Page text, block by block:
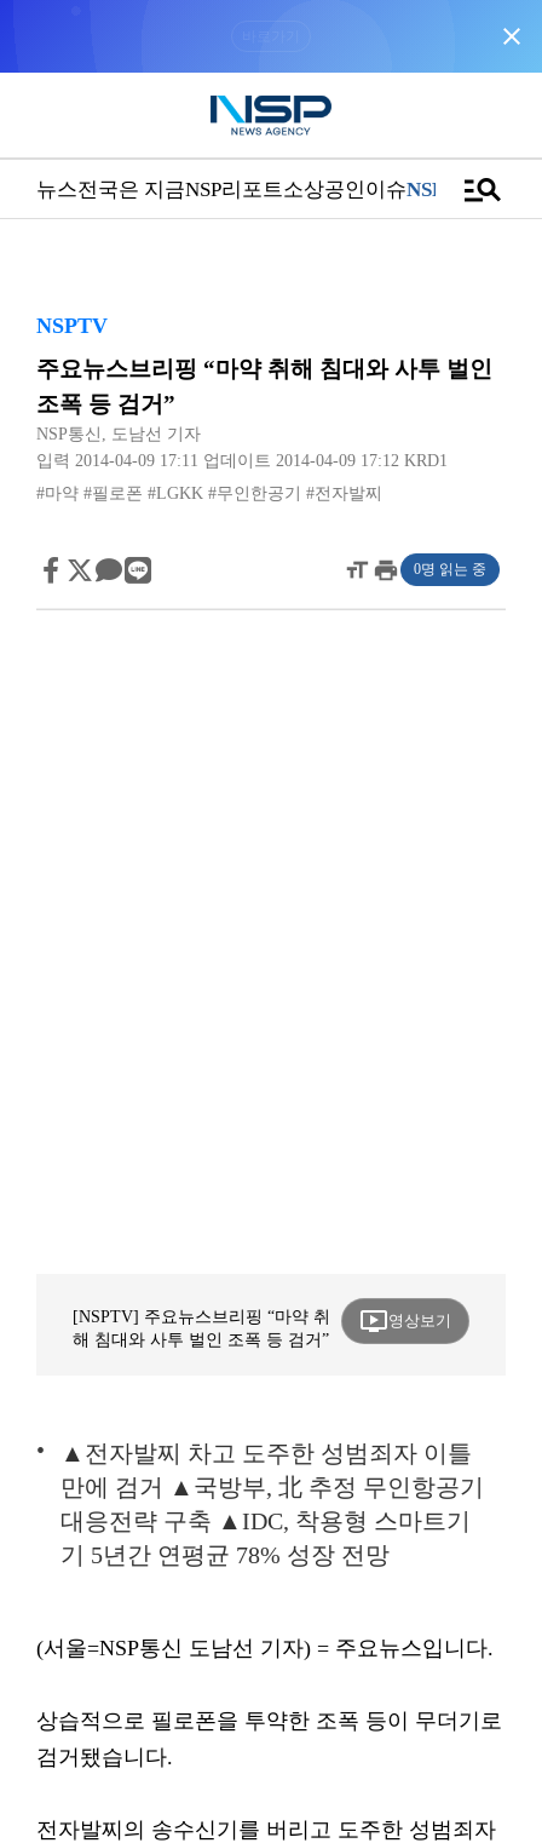
close
뉴스전국은 지금NSP리포트소상공인이슈NSPTVmanage_search
NSPTV
주요뉴스브리핑 “마약 취해 침대와 사투 벌인
조폭 등 검거”
NSP통신 , 도남선 기자
입력 2014-04-09 17:11 업데이트 2014-04-09 17:12 KRD1
#마약 #필로폰 #LGKK #무인한공기 #전자발찌
format_sizeprint 0명 읽는 중
[NSPTV] 주요뉴스브리핑 “마약 취
해 침대와 사투 벌인 조폭 등 검거”
ondemand_video영상보기
▲전자발찌 차고 도주한 성범죄자 이틀
만에 검거 ▲국방부, 北 추정 무인항공기
대응전략 구축 ▲IDC, 착용형 스마트기
기 5년간 연평균 78% 성장 전망
(서울=NSP통신 도남선 기자) = 주요뉴스입니다.
상습적으로 필로폰을 투약한 조폭 등이 무더기로
검거됐습니다.
전자발찌의 송수신기를 버리고 도주한 성범죄자